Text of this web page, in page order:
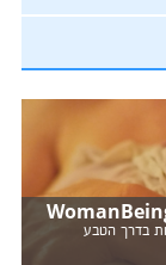
בדרך הטבע